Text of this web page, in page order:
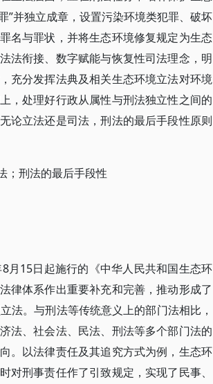
”并独立成章，设置污染环境类犯罪、破坏
名与罪状，并将生态环境修复规定为生态
法衔接、数字赋能与恢复性司法理念，明
充分发挥法典及相关生态环境立法对环境
，处理好行政从属性与刑法独立性之间的
论立法还是司法，刑法的最后手段性原则
；刑法的最后手段性
月15日起施行的《中华人民共和国生态环
律体系作出重要补充和完善，推动形成了
法。与刑法等传统意义上的部门法相比，
法、社会法、民法、刑法等多个部门法的
。以法律责任及其追究方式为例，生态环
刑事责任作了引致规定，实现了民事、